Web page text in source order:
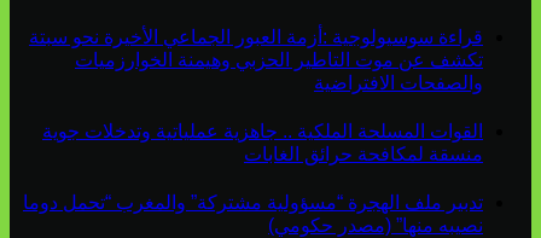
قراءة سوسيولوجية :أزمة العبور الجماعي الأخيرة نحو سبتة
تكشف عن موت التاطير الحزبي وهيمنة الخوارزميات
والصفحات الافتراضية
القوات المسلحة الملكية .. جاهزية عملياتية وتدخلات جوية
منسقة لمكافحة حرائق الغابات
تدبير ملف الهجرة “مسؤولية مشتركة” والمغرب “تحمل دوما
نصيبه منها” (مصدر حكومي)